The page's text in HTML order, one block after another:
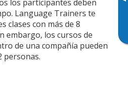
los participantes deben
Language Trainers te
clases con más de 8
embargo, los cursos de
de una compañía pueden
personas.